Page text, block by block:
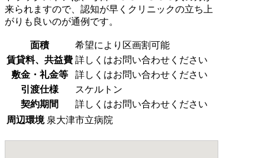
来られますので、認知が早くクリニックの立ち上
がりも良いのが通例です。
面積
希望により区画割可能
賃貸料、共益費 詳しくはお問い合わせください
敷金・礼金等
詳しくはお問い合わせください
引渡仕様
スケルトン
契約期間
詳しくはお問い合わせください
周辺環境 泉大津市立病院